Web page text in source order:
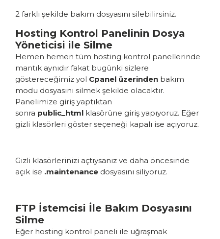
2 farklı şekilde bakım dosyasını silebilirsiniz.
Hosting Kontrol Panelinin Dosya
Yöneticisi ile Silme
Hemen hemen tüm hosting kontrol panellerinde
mantık aynıdır fakat bugünki sizlere
göstereceğimiz yol Cpanel üzerinden bakım
modu dosyasını silmek şekilde olacaktır.
Panelimize giriş yaptıktan
sonra public_html klasörüne giriş yapıyoruz. Eğer
gizli klasörleri göster seçeneği kapalı ise açıyoruz.
Gizli klasörlerinizi açtıysanız ve daha öncesinde
açık ise .maintenance dosyasını siliyoruz.
FTP İstemcisi İle Bakım Dosyasını
Silme
Eğer hosting kontrol paneli ile uğraşmak